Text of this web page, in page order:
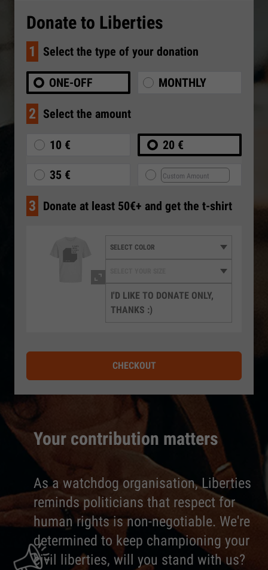
Your contribution matters
As a watchdog organisation, Liberties
reminds politicians that respect for
human rights is non-negotiable. We're
determined to keep championing your
civil liberties, will you stand with us?
Donate to Liberties
1 Select the type of your donation
ONE-OFF MONTHLY
2 Select the amount
10 € 20 €
35 €
3 Donate at least 50€+ and get the t-shirt
I'D LIKE TO DONATE ONLY,
THANKS :)
CHECKOUT